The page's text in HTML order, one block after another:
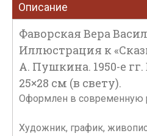
Описание
Фаворская Вера
Иллюстрация к
А. Пушкина. 1950-е
25×28 см (в свету).
Оформлен в современную
Художник, график,